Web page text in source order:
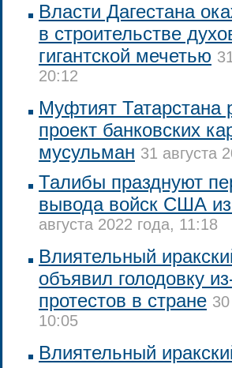
Власти Дагестана
в строительстве
гигантской мечетью
20:12
Муфтият Татарстана
проект банковских
мусульман 31 августа
Талибы празднуют
вывода войск США
августа 2022 года, 11:18
Влиятельный
объявил голодовку
протестов в стране
10:05
Влиятельный